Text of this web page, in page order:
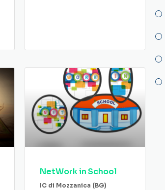
NetWork in School
IC di Mozzanica (BG)